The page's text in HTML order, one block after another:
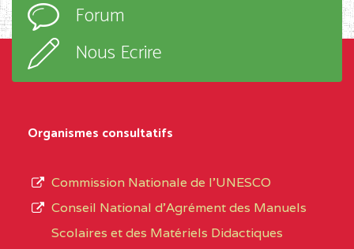
D'ENSEIGNEMENT
PROFESSIONNEL
(CEGEP) STE FOI BP
:4740 YAOUNDE
d’enseignement,
type
Forum
Nous Ecrire
Organismes consultatifs
Commission Nationale de l’UNESCO
Conseil National d’Agrément des Manuels
Scolaires et des Matériels Didactiques